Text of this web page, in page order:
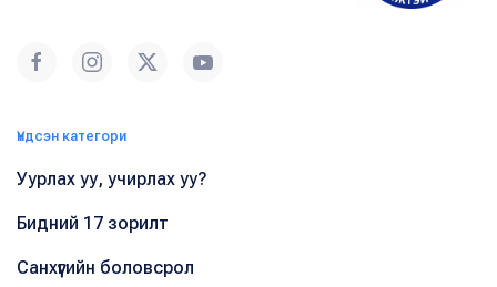
Үндсэн категори
Уурлах уу, учирлах уу?
Бидний 17 зорилт
Санхүүгийн боловсрол